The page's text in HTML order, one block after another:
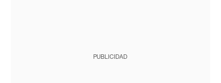
PUBLICIDAD